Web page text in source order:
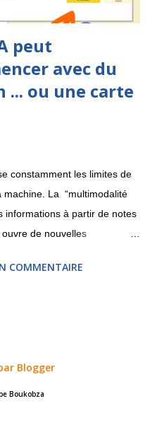
peut
avec du
... ou une carte
constamment les limites de
machine. La “multimodalité
informations à partir de notes
de nouvelles
croquis La licorne
a récemment lancé Pixtral,
la capacité de cette IA à "lire"
esquissée sur
COMMENTAIRE
Blogger
Boukobza